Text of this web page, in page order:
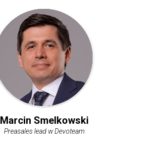
Marcin Smelkowski
Preasales lead w Devoteam